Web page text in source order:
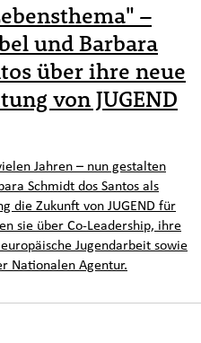
–
und Barbara
über ihre neue
von JUGEND
Jahren – nun gestalten
Schmidt dos Santos als
die Zukunft von JUGEND für
sie über Co-Leadership, ihre
Jugendarbeit sowie
Nationalen Agentur.